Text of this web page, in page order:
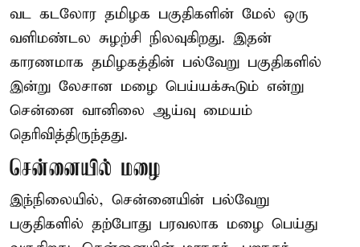
வட கடலோர தமிழக பகுதிகளின் மேல் ஒரு
வளிமண்டல சுழற்சி நிலவுகிறது. இதன்
காரணமாக தமிழகத்தின் பல்வேறு பகுதிகளில்
இன்று லேசான மழை பெய்யக்கூடும் என்று
சென்னை வானிலை ஆய்வு மையம்
தெரிவித்திருந்தது.
சென்னையில் மழை
இந்நிலையில், சென்னையின் பல்வேறு
பகுதிகளில் தற்போது பரவலாக மழை பெய்து